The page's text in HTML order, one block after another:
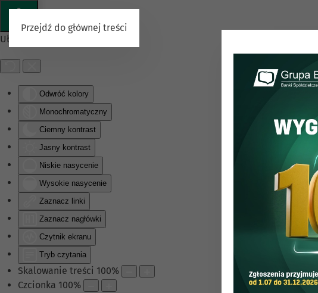
Ułatwienia dostępu
Odwróć kolory
Monochromatyczny
Ciemny kontrast
Jasny kontrast
Niskie nasycenie
Wysokie nasycenie
Zaznacz linki
Zaznacz nagłówki
Czytnik ekranu
Tryb czytania
Skalowanie treści 100%
Czcionka 100%
Przejdź do głównej treści